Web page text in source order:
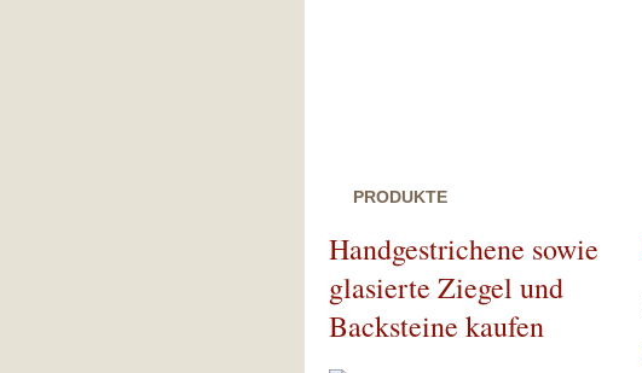
PRODUKTE
Handgestrichene sowie
glasierte Ziegel und
Backsteine kaufen